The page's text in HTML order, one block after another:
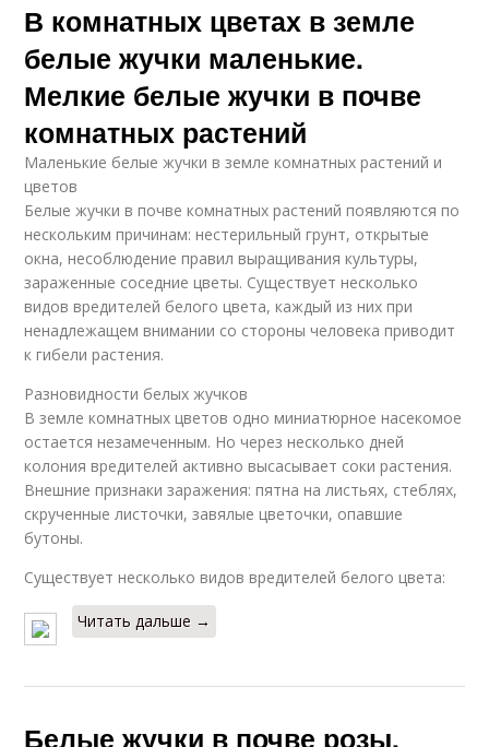
В комнатных цветах в земле
белые жучки маленькие.
Мелкие белые жучки в почве
комнатных растений
Маленькие белые жучки в земле комнатных растений и
цветов
Белые жучки в почве комнатных растений появляются по
нескольким причинам: нестерильный грунт, открытые
окна, несоблюдение правил выращивания культуры,
зараженные соседние цветы. Существует несколько
видов вредителей белого цвета, каждый из них при
ненадлежащем внимании со стороны человека приводит
к гибели растения.
Разновидности белых жучков
В земле комнатных цветов одно миниатюрное насекомое
остается незамеченным. Но через несколько дней
колония вредителей активно высасывает соки растения.
Внешние признаки заражения: пятна на листьях, стеблях,
скрученные листочки, завялые цветочки, опавшие
бутоны.
Существует несколько видов вредителей белого цвета:
Читать дальше →
Белые жучки в почве розы.